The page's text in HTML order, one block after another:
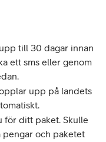
till 30 dagar innan
ett sms eller genom
upp på landets
för ditt paket. Skulle
och paketet